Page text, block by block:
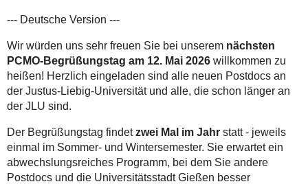
--- Deutsche Version ---
Wir würden uns sehr freuen Sie bei unseremnächsten
PCMO-Begrüßungstag am 12. Mai 2026willkommen zu
heißen! Herzlich eingeladen sind alle neuen Postdocs an
der Justus-Liebig-Universität und alle, die schon länger an
der JLU sind.
Der Begrüßungstag findetzwei Mal im Jahr statt - jeweils
einmal im Sommer- und Wintersemester. Sie erwartet ein
abwechslungsreiches Programm, bei dem Sie andere
Postdocs und die Universitätsstadt Gießen besser